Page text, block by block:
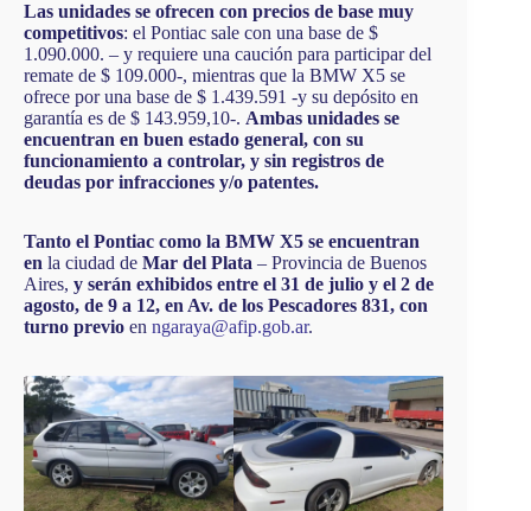
Las unidades se ofrecen con precios de base muy
competitivos: el Pontiac sale con una base de $
1.090.000. – y requiere una caución para participar del
remate de $ 109.000-, mientras que la BMW X5 se
ofrece por una base de $ 1.439.591 -y su depósito en
garantía es de $ 143.959,10-. Ambas unidades se
encuentran en buen estado general, con su
funcionamiento a controlar, y sin registros de
deudas por infracciones y/o patentes.
Tanto el Pontiac como la BMW X5 se encuentran
en la ciudad de Mar del Plata – Provincia de Buenos
Aires, y serán exhibidos entre el 31 de julio y el 2 de
agosto, de 9 a 12, en Av. de los Pescadores 831, con
turno previo en ngaraya@afip.gob.ar.